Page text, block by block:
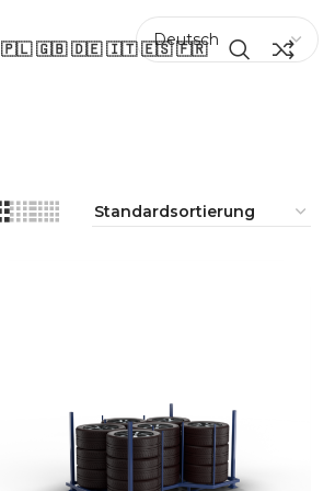
🇵🇱 🇬🇧 🇩🇪 🇮🇹 🇪🇸 🇫🇷